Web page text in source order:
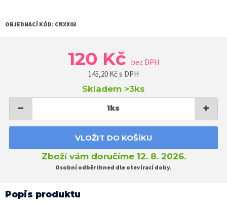
OBJEDNACÍ KÓD: CNXX03
120 Kč bez DPH
145,20 Kč s DPH
Skladem >3ks
− 1ks +
VLOŽIT DO KOŠÍKU
Zboží vám doručíme 12. 8. 2026.
Osobní odběr ihned dle otevírací doby.
Popis produktu